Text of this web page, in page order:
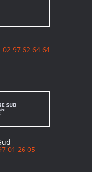
02 97 62 64 64
01 26 05